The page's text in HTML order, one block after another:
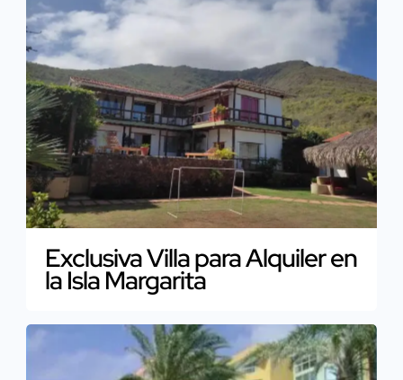
Exclusiva Villa para Alquiler en
la Isla Margarita